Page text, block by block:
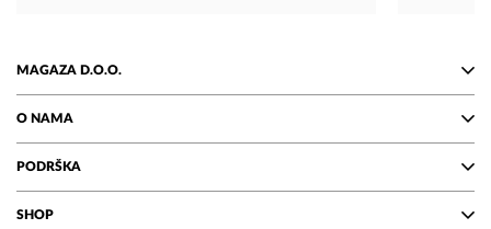
MAGAZA D.O.O.
O NAMA
PODRŠKA
SHOP